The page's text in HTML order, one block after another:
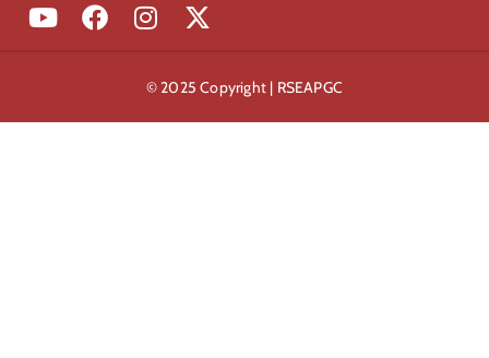
© 2025 Copyright | RSEAPGC